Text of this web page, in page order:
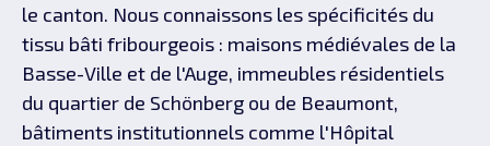
le canton. Nous connaissons les spécificités du
tissu bâti fribourgeois : maisons médiévales de la
Basse-Ville et de l'Auge, immeubles résidentiels
du quartier de Schönberg ou de Beaumont,
bâtiments institutionnels comme l'Hôpital